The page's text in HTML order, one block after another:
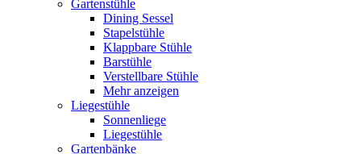
Gartenstühle
Dining Sessel
Stapelstühle
Klappbare Stühle
Barstühle
Verstellbare Stühle
Mehr anzeigen
Liegestühle
Sonnenliege
Liegestühle
Gartenbänke